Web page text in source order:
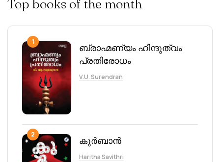
Top books of the month
1
ബ്രാഹ്മണ്യം ഹിന്ദുത്വം
പ്രതിരോധം
V.U. Surendran
2
കുർബാൻ
Haritha Savithri